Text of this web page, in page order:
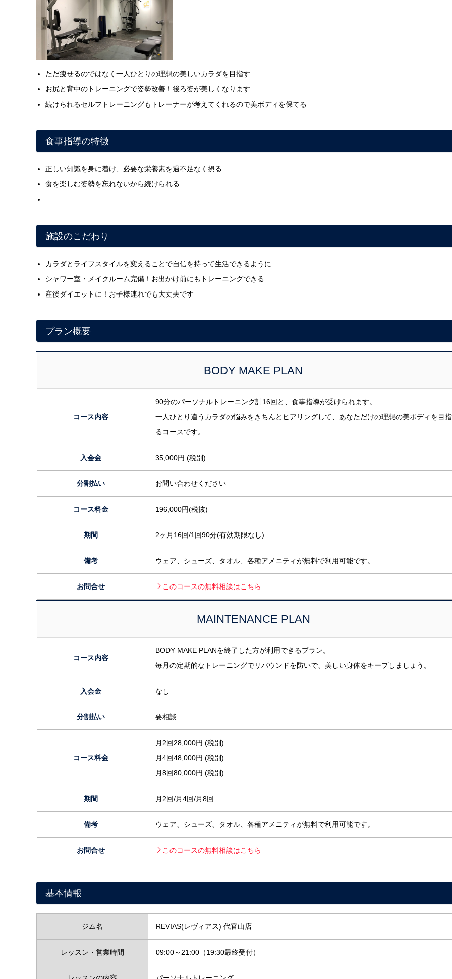
ただ痩せるのではなく一人ひとりの理想の美しいカラダを目指す
お尻と背中のトレーニングで姿勢改善！後ろ姿が美しくなります
続けられるセルフトレーニングもトレーナーが考えてくれるので美ボディを保てる
食事指導の特徴
正しい知識を身に着け、必要な栄養素を過不足なく摂る
食を楽しむ姿勢を忘れないから続けられる
施設のこだわり
カラダとライフスタイルを変えることで自信を持って生活できるように
シャワー室・メイクルーム完備！お出かけ前にもトレーニングできる
産後ダイエットに！お子様連れでも大丈夫です
プラン概要
BODY MAKE PLAN
コース内容
90分のパーソナルトレーニング計16回と、食事指導が受けられます。
一人ひとり違うカラダの悩みをきちんとヒアリングして、あなただけの理想の美ボディを目
るコースです。
入会金 35,000円 (税別)
分割払い お問い合わせください
コース料金 196,000円(税抜)
期間 2ヶ月16回/1回90分(有効期限なし)
備考 ウェア、シューズ、タオル、各種アメニティが無料で利用可能です。
お問合せ このコースの無料相談はこちら
MAINTENANCE PLAN
コース内容
BODY MAKE PLANを終了した方が利用できるプラン。
毎月の定期的なトレーニングでリバウンドを防いで、美しい身体をキープしましょう。
入会金 なし
分割払い 要相談
コース料金
月2回28,000円 (税別)
月4回48,000円 (税別)
月8回80,000円 (税別)
期間 月2回/月4回/月8回
備考 ウェア、シューズ、タオル、各種アメニティが無料で利用可能です。
お問合せ このコースの無料相談はこちら
基本情報
ジム名 REVIAS(レヴィアス) 代官山店
レッスン・営業時間 09:00～21:00（19:30最終受付）